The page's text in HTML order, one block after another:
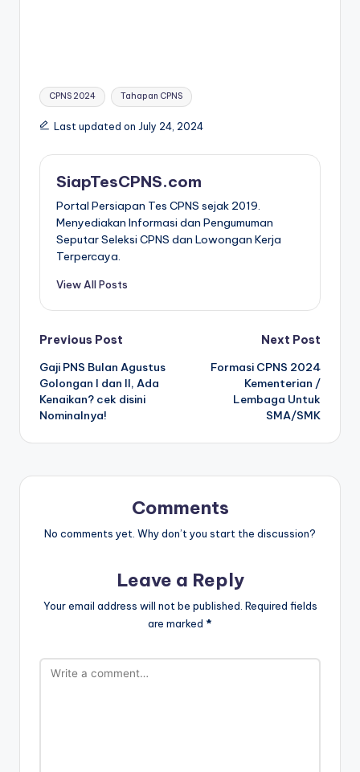
Tags:
CPNS 2024 Tahapan CPNS
Last updated on July 24, 2024
SiapTesCPNS.com
Portal Persiapan Tes CPNS sejak 2019.
Menyediakan Informasi dan Pengumuman
Seputar Seleksi CPNS dan Lowongan Kerja
Terpercaya.
View All Posts
Post
navigation
Previous Post
Gaji PNS Bulan Agustus
Golongan I dan II, Ada
Kenaikan? cek disini
Nominalnya!
Next Post
Formasi CPNS 2024
Kementerian /
Lembaga Untuk
SMA/SMK
Comments
No comments yet. Why don’t you start the discussion?
Leave a Reply
Your email address will not be published. Required fields
are marked *